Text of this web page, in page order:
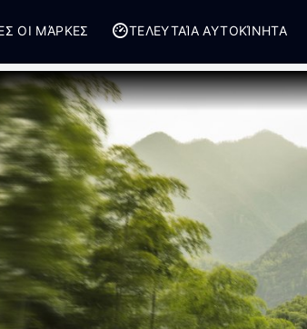
ΟΙ ΜΆΡΚΕΣ ΤΕΛΕΥΤΑΊΑ ΑΥΤΟΚΊΝΗΤΑ